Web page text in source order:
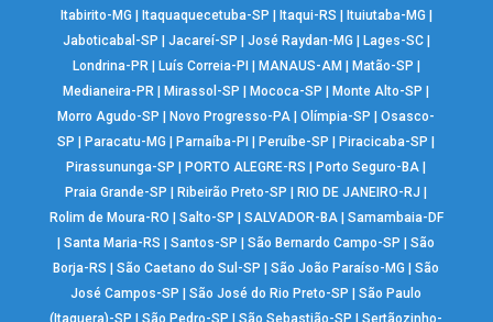
Itabirito-MG
Itaquaquecetuba-SP Itaqui-RS Ituiutaba-MG
Jaboticabal-SP
Jacareí-SP José Raydan-MG Lages-SC|
Londrina-PR| Luís Correia-PI MANAUS-AM Matão-SP
Medianeira-PR
Mirassol-SP Mococa-SP Monte Alto-SP
Morro Agudo-SP
Novo Progresso-PA |Olímpia-SP |Osasco-
SP
Paracatu-MG Parnaíba-PI Peruíbe-SP Piracicaba-SP
Pirassununga-SP
PORTO ALEGRE-RS Porto Seguro-BA
Praia Grande-SP
Ribeirão Preto-SP RIO DE JANEIRO-RJ
Rolim de Moura-RO
Salto-SP SALVADOR-BA| Samambaia-DF
|Santa Maria-RS |Santos-SP |São Bernardo Campo-SP |São
Borja-RS
|São Caetano do Sul-SP |São João Paraíso-MG |São
José Campos-SP
|São José do Rio Preto-SP |São Paulo
(Itaquera)-SP
|São Pedro-SP |São Sebastião-SP |Sertãozinho-